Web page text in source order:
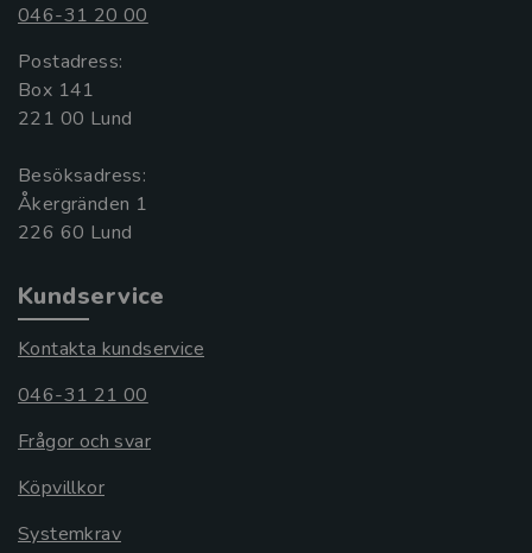
046-31 20 00
Postadress:
Box 141
221 00 Lund
Besöksadress:
Åkergränden 1
Kundservice
Kontakta kundservice
046-31 21 00
Frågor och svar
Köpvillkor
Systemkrav